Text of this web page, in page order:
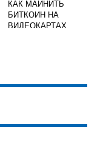
КАК МАЙНИТЬ
БИТКОИН НА
ВИДЕОКАРТАХ